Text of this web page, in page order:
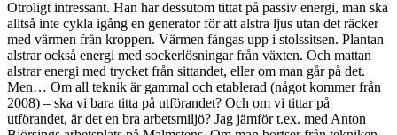
Otroligt intressant. Han har dessutom tittat på passiv energi, man ska
alltså inte cykla igång en generator för att alstra ljus utan det räcker
med värmen från kroppen. Värmen fångas upp i stolssitsen. Plantan
alstrar också energi med sockerlösningar från växten. Och mattan
alstrar energi med trycket från sittandet, eller om man går på det.
Men… Om all teknik är gammal och etablerad (något kommer från
2008) – ska vi bara titta på utförandet? Och om vi tittar på
utförandet, är det en bra arbetsmiljö? Jag jämför t.ex. med Anton